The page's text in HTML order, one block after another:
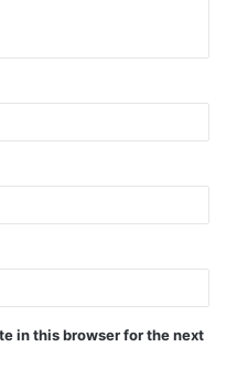
in this browser for the next